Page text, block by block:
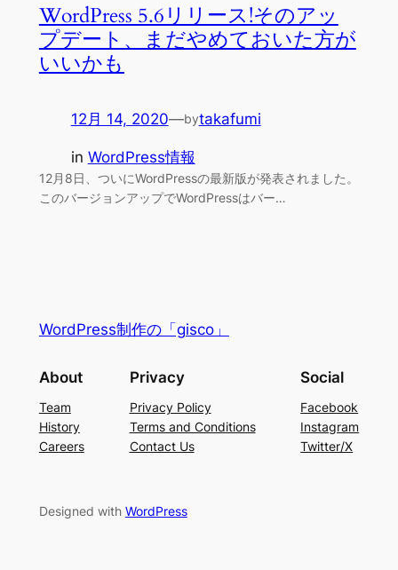
WordPress 5.6リリース!そのアッ
プデート、まだやめておいた方が
いいかも
12月 14, 2020—bytakafumi
in WordPress情報
12月8日、ついにWordPressの最新版が発表されました。
このバージョンアップでWordPressはバー…
WordPress制作の「gisco」
About
Team
History
Careers
Privacy
Privacy Policy
Terms and Conditions
Contact Us
Social
Facebook
Instagram
Twitter/X
Designed with WordPress